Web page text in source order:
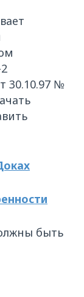
30.10.97 №
быть